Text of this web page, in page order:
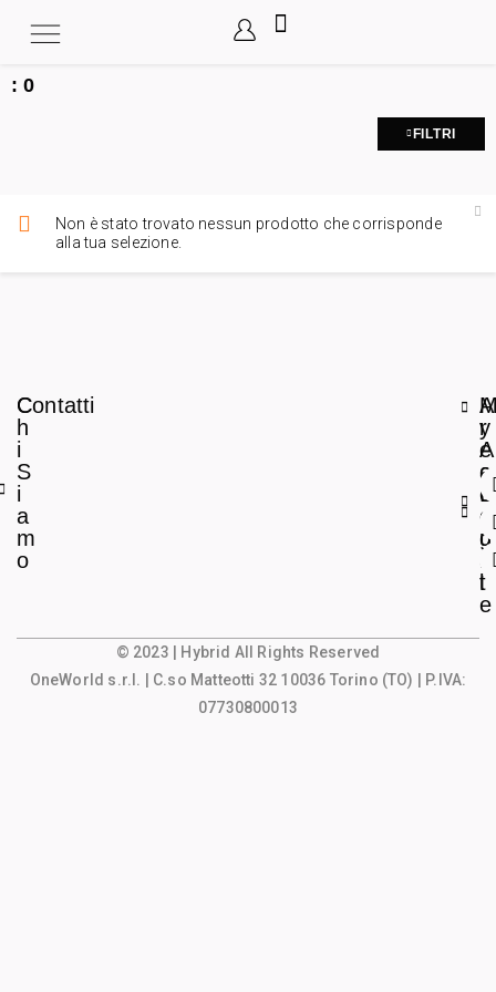
:0
FILTRI
Non è stato trovato nessun prodotto che corrisponde
alla tua selezione.
C
h
i
S
i
a
m
o
Contatti
A
r
e
a
L
e
g
l
e
y
A
c
c
o
u
t
© 2023 | Hybrid All Rights Reserved
OneWorld s.r.l.
| C.so Matteotti 32 10036 Torino (TO) | P.IVA:
07730800013